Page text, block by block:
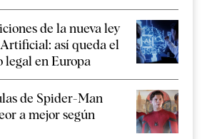
de la nueva ley
así queda el
legal en Europa
de Spider-Man
a mejor según